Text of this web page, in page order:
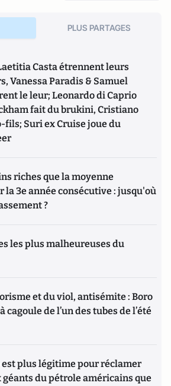
PLUS PARTAGES
Casta étrennent leurs
Vanessa Paradis & Samuel
le leur; Leonardo di Caprio
fait du brukini, Cristiano
fils; Suri ex Cruise joue du
riches que la moyenne
la 3e année consécutive : jusqu'où
?
les plus malheureuses du
et du viol, antisémite : Boro
cagoule de l’un des tubes de l’été
plus légitime pour réclamer
géants du pétrole américains que